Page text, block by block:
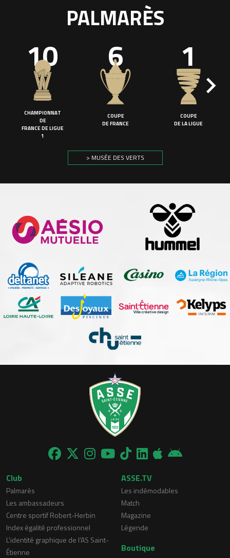
PALMARÈS
10
CHAMPIONNAT
DE
FRANCE DE LIGUE
1
6
COUPE
DE FRANCE
1
COUPE
DE LA LIGUE
> MUSÉE DES VERTS
Club
Palmarès
Les ambassadeurs
Centre sportif Robert-Herbin
Index égalité professionnel
L'identité graphique de l'AS Saint-
Étienne
ASSE.TV
Les indémodables
Match
Magazine
Légende
Boutique